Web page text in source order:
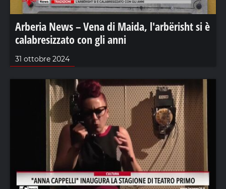
Arberia News – Vena di Maida, l'arbërisht si è
calabresizzato con gli anni
31 ottobre 2024